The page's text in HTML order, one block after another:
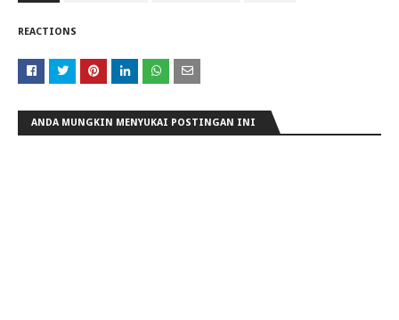
REACTIONS
ANDA MUNGKIN MENYUKAI POSTINGAN INI